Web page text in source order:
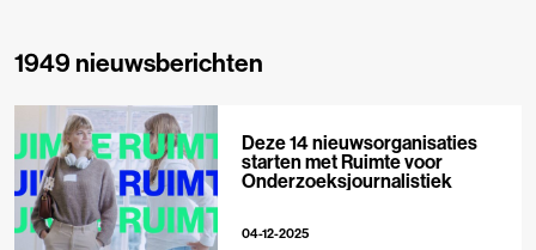
1949 nieuwsberichten
Deze 14 nieuwsorganisaties
starten met Ruimte voor
Onderzoeksjournalistiek
04-12-2025